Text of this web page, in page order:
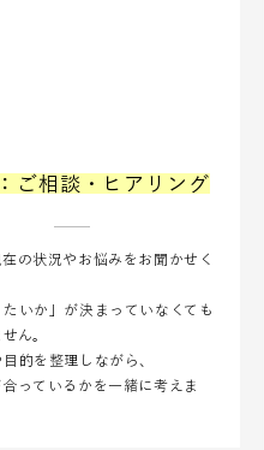
ご相談・ヒアリング
在の状況やお悩みをお聞かせく
たいか」が決まっていなくても
ん。
的を整理しながら、
合っているかを一緒に考えま